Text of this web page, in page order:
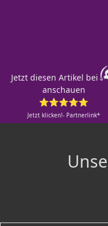
Jetzt diesen Artikel bei
anschauen
⭐⭐⭐⭐⭐
Jetzt klicken!- Partnerlink*